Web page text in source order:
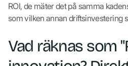
ROI, de mäter det på samma
som vilken annan driftsinvestering
Vad räknas som